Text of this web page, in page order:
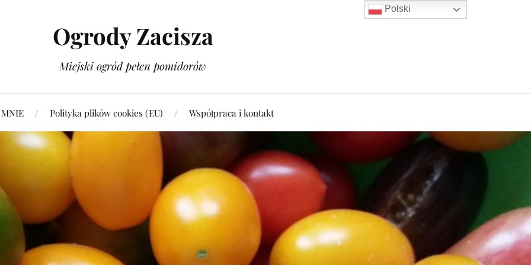
Ogrody Zacisza
Miejski ogród pełen pomidorów
Polityka plików cookies (EU) Współpraca i kontakt
Polski